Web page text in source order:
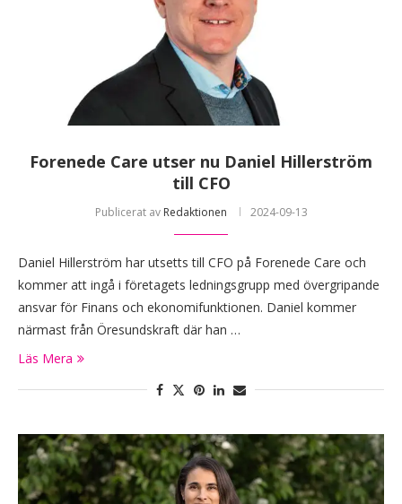
Forenede Care utser nu Daniel Hillerström
till CFO
Publicerat av Redaktionen 2024-09-13
Daniel Hillerström har utsetts till CFO på Forenede Care och
kommer att ingå i företagets ledningsgrupp med övergripande
ansvar för Finans och ekonomifunktionen. Daniel kommer
närmast från Öresundskraft där han …
Läs Mera